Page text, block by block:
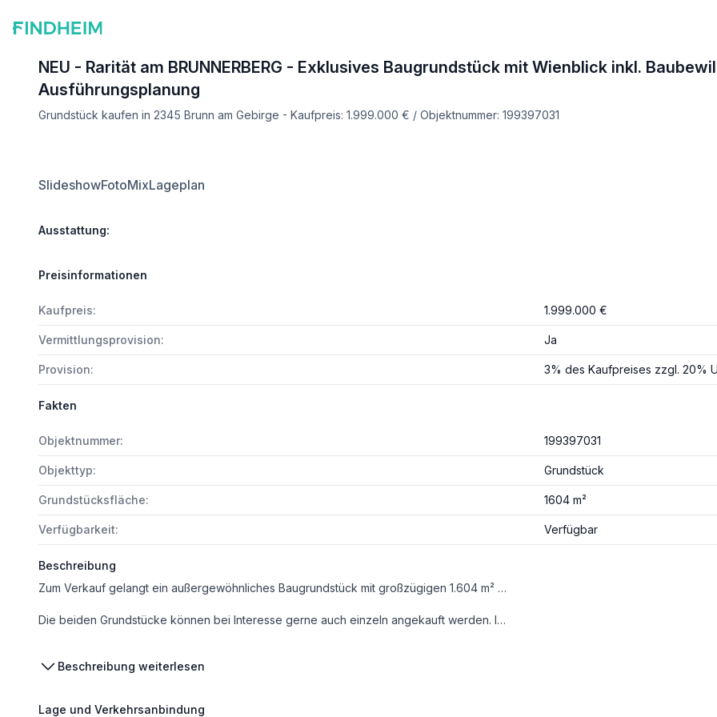
NEU - Rarität am BRUNNERBERG - Exklusives Baugrundstück mit Wienblick inkl.
Ausführungsplanung
Grundstück kaufen in 2345 Brunn am Gebirge - Kaufpreis: 1.999.000 € / Objektnummer: 199397031
SlideshowFotoMixLageplan
Ausstattung:
Preisinformationen
Kaufpreis: 1.999.000 €
Vermittlungsprovision: Ja
Provision: 3% des Kaufpreises zzgl. 20%
Fakten
Objektnummer: 199397031
Objekttyp: Grundstück
Grundstücksfläche: 1604 m²
Verfügbarkeit: Verfügbar
Beschreibung
Zum Verkauf gelangt ein außergewöhnliches Baugrundstück mit großzügigen 1.604 m² lt. Grundbuch in einer der exklusivsten Wohnlagen von Brunn am Gebirge – dem wunderschönen von Weingärten umgebenen Brunnerberg. Das Grundstück setzt sich aus zwei vereinten Parzellen mit jeweils 802 m² lt. Grundbuch zusammen und eröffnet Ihnen die seltene Chance, Ihre Wunschimmobilie nach individuellen Vorstellungen zu realisieren. Ihrer Kreativität sind dabei kaum Grenzen gesetzt, und nach Fertigstellung Ihres Projekts können Sie einen beeindruckenden Fernblick bis nach Wien genießen.
Die beiden Grundstücke können bei Interesse gerne auch einzeln angekauft werden. Im Kaufpreis enthalten ist die bereits genehmigte Einreichplanung inklusive sämtlicher Unterlagen für die Errichtung von zwei traumhaften Villen.
Beschreibung weiterlesen
Lage und Verkehrsanbindung